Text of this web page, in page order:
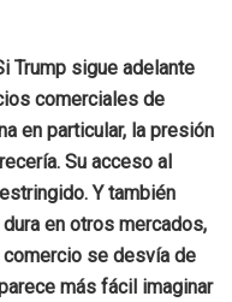
Trump sigue adelante
comerciales de
en particular, la presión
Su acceso al
Y también
en otros mercados,
se desvía de
más fácil imaginar